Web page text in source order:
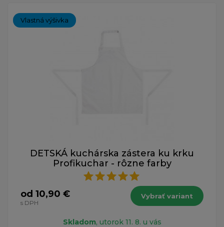
Vlastná výšivka
DETSKÁ kuchárska zástera ku krku
Profikuchar - rôzne farby
od 10,90 €
s DPH
Vybrať variant
Skladom, utorok 11. 8. u vás